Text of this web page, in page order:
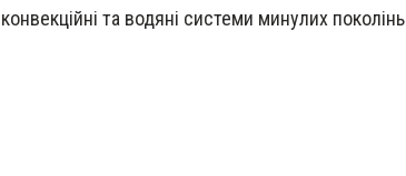
конвекційні та водяні системи минулих поколінь